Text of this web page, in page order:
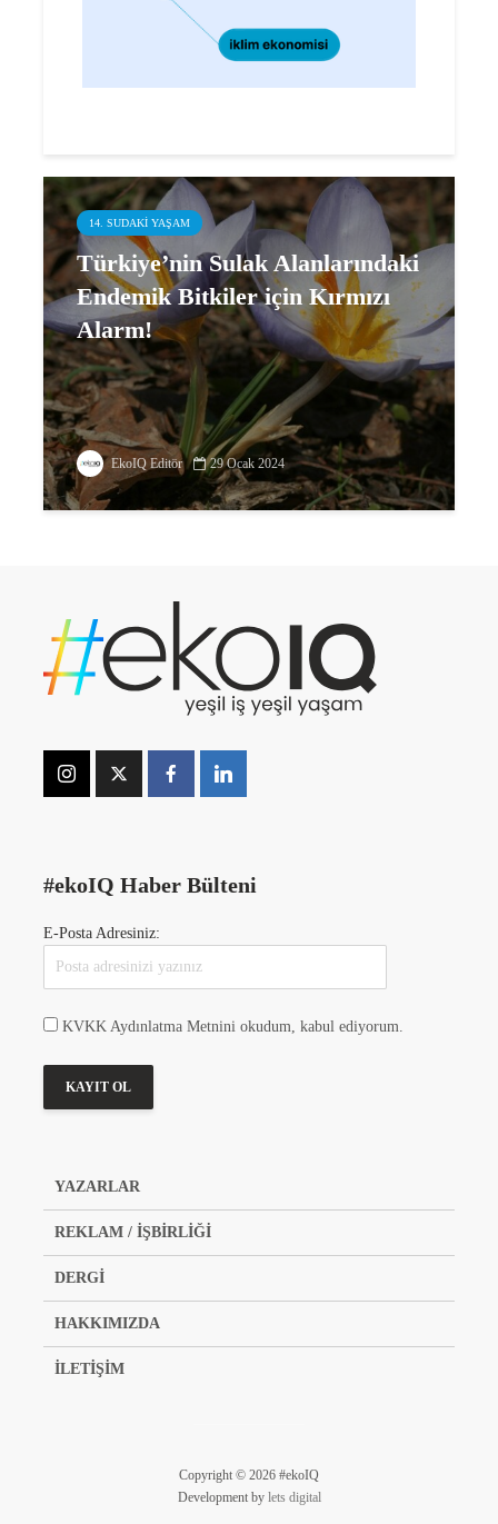
14. SUDAKI YAŞAM
Türkiye’nin Sulak Alanlarındaki
Endemik Bitkiler için Kırmızı
Alarm!
EkoIQ Editör 29 Ocak 2024
#ekoIQ Haber Bülteni
E-Posta Adresiniz:
KVKK Aydınlatma Metnini okudum, kabul ediyorum.
YAZARLAR
REKLAM / İŞBİRLİĞİ
DERGİ
HAKKIMIZDA
İLETİŞİM
Copyright © 2026 #ekoIQ
Development by lets digital